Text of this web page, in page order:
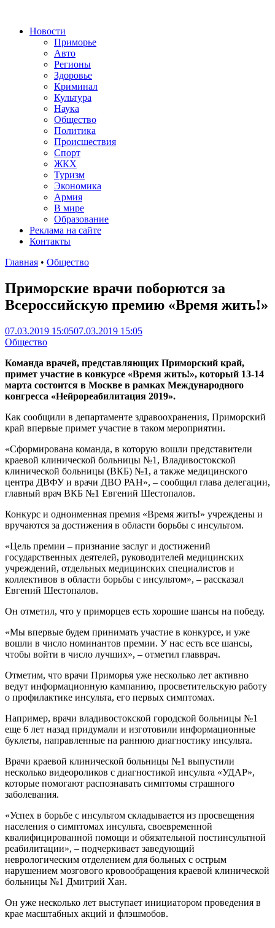
Новости
Приморье
Авто
Регионы
Здоровье
Криминал
Культура
Наука
Общество
Политика
Происшествия
Спорт
ЖКХ
Туризм
Экономика
Армия
В мире
Образование
Реклама на сайте
Контакты
Главная • Общество
Приморские врачи поборются за
Всероссийскую премию «Время жить!»
07.03.2019 15:0507.03.2019 15:05
Общество
Команда врачей, представляющих Приморский край,
примет участие в конкурсе «Время жить!», который 13-14
марта состоится в Москве в рамках Международного
конгресса «Нейрореабилитация 2019».
Как сообщили в департаменте здравоохранения, Приморский
край впервые примет участие в таком мероприятии.
«Сформирована команда, в которую вошли представители
краевой клинической больницы №1, Владивостокской
клинической больницы (ВКБ) №1, а также медицинского
центра ДВФУ и врачи ДВО РАН», – сообщил глава делегации,
главный врач ВКБ №1 Евгений Шестопалов.
Конкурс и одноименная премия «Время жить!» учреждены и
вручаются за достижения в области борьбы с инсультом.
«Цель премии – признание заслуг и достижений
государственных деятелей, руководителей медицинских
учреждений, отдельных медицинских специалистов и
коллективов в области борьбы с инсультом», – рассказал
Евгений Шестопалов.
Он отметил, что у приморцев есть хорошие шансы на победу.
«Мы впервые будем принимать участие в конкурсе, и уже
вошли в число номинантов премии. У нас есть все шансы,
чтобы войти в число лучших», – отметил главврач.
Отметим, что врачи Приморья уже несколько лет активно
ведут информационную кампанию, просветительскую работу
о профилактике инсульта, его первых симптомах.
Например, врачи владивостокской городской больницы №1
еще 6 лет назад придумали и изготовили информационные
буклеты, направленные на раннюю диагностику инсульта.
Врачи краевой клинической больницы №1 выпустили
несколько видеороликов с диагностикой инсульта «УДАР»,
которые помогают распознавать симптомы страшного
заболевания.
«Успех в борьбе с инсультом складывается из просвещения
населения о симптомах инсульта, своевременной
квалифицированной помощи и обязательной постинсультной
реабилитации», – подчеркивает заведующий
неврологическим отделением для больных с острым
нарушением мозгового кровообращения краевой клинической
больницы №1 Дмитрий Хан.
Он уже несколько лет выступает инициатором проведения в
крае масштабных акций и флэшмобов.